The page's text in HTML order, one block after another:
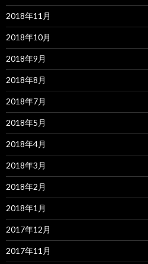
2018年11月
2018年10月
2018年9月
2018年8月
2018年7月
2018年5月
2018年4月
2018年3月
2018年2月
2018年1月
2017年12月
2017年11月